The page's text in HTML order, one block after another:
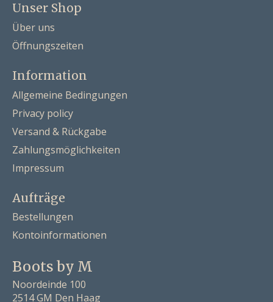
Unser Shop
Über uns
Öffnungszeiten
Information
Allgemeine Bedingungen
Privacy policy
Versand & Rückgabe
Zahlungsmöglichkeiten
Impressum
Aufträge
Bestellungen
Kontoinformationen
Boots by M
Noordeinde 100
2514 GM Den Haag